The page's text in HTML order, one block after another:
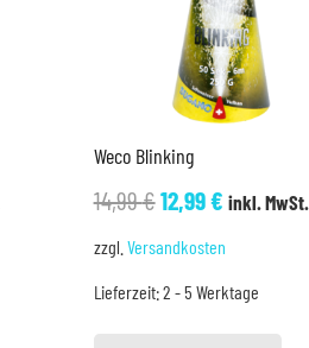
Weco Blinking
14,99€Ursprünglicher
Preis
14,99 €
12,99€Aktueller
12,99 €.
inkl. MwSt.
zzgl. Versandkosten
Lieferzeit:2 - 5 Werktage